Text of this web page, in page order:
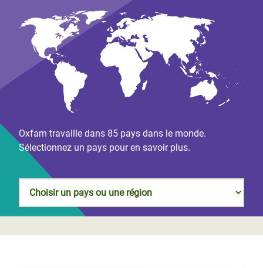
Oxfam travaille dans 85 pays dans le monde.
Sélectionnez un pays pour en savoir plus.